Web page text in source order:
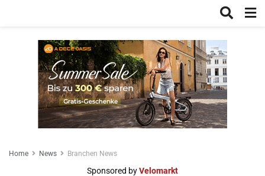
Home News Branchen News
Sponsored byVelomarkt